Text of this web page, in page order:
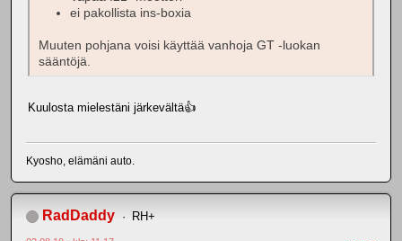
ei pakollista ins-boxia
Muuten pohjana voisi käyttää vanhoja GT -luokan
sääntöjä.
Kuulosta mielestäni järkevältä👍
Kyosho, elämäni auto.
RadDaddy RH+